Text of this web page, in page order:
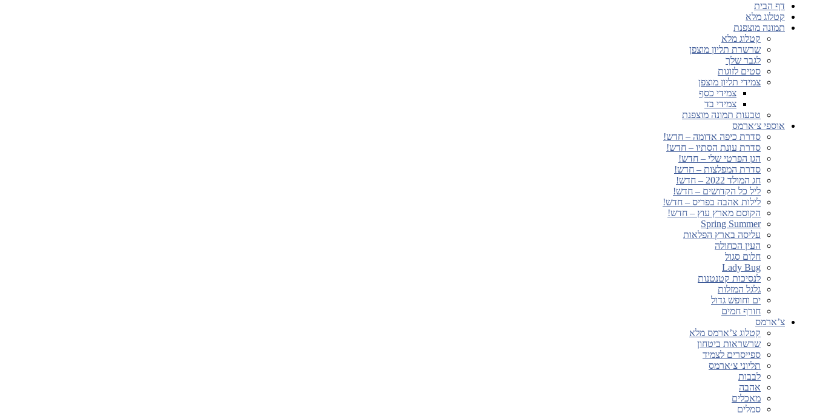
דף הבית
קטלוג מלא
תמונה מוצפנת
קטלוג מלא
שרשרת תליון מוצפן
לגבר שלך
סטים לזוגות
צמידי תליון מוצפן
צמידי כסף
צמידי בד
טבעות תמונה מוצפנת
אוספי צ׳ארמס
סדרת כיפה אדומה – חדש!
סדרת עונת הסתיו – חדש!
הגן הפרטי שלי – חדש!
סדרת המפלצות – חדש!
חג המולד 2022 – חדש!
ליל כל הקדושים – חדש!
לילות אהבה בפריס – חדש!
הקוסם מארץ עוץ – חדש!
Spring Summer
עליסה בארץ הפלאות
העין הכחולה
חלום סגול
Lady Bug
לנסיכות קטנטנות
גלגל המזלות
ים וחופש גדול
חורף חמים
צ’ארמס
קטלוג צ’ארמס מלא
שרשראות ביטחון
ספייסרים לצמיד
תליוני צ׳ארמס
לבבות
אהבה
מאכלים
סמלים